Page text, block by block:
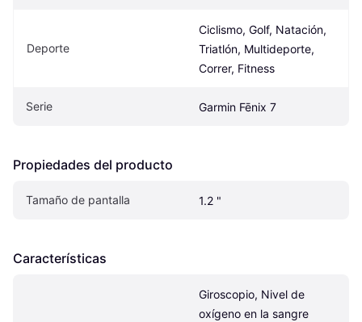
Deporte
Ciclismo, Golf, Natación,
Triatlón, Multideporte,
Correr, Fitness
Serie Garmin Fēnix 7
Propiedades del producto
Tamaño de pantalla 1.2 "
Características
Giroscopio, Nivel de
oxígeno en la sangre